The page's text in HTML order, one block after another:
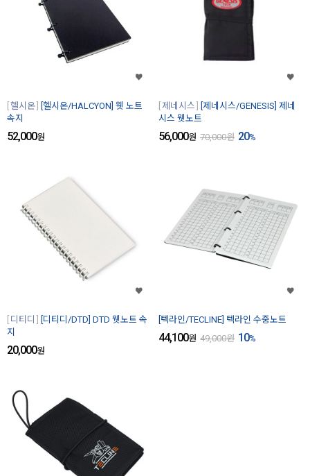
헬시온
[헬시온/HALCYON] 웻 노트
속지
52,000원
제네시스
[제네시스/GENESIS] 제네
시스 웻노트
56,000원 70,000원 20%
디티디
[디티디/DTD] DTD 웻노트 속
지
20,000원
[텍라인/TECLINE] 텍라인 수중노트
44,100원 49,000원 10%